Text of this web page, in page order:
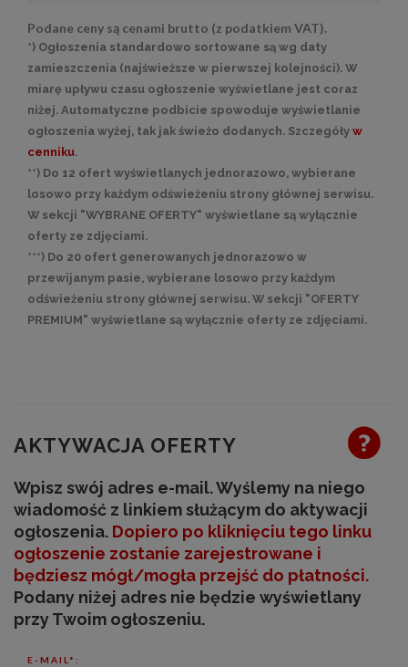
Podane ceny są cenami brutto (z podatkiem VAT).
*) Ogłoszenia standardowo sortowane są wg daty
zamieszczenia (najświeższe w pierwszej kolejności). W
miarę upływu czasu ogłoszenie wyświetlane jest coraz
niżej. Automatyczne podbicie spowoduje wyświetlanie
ogłoszenia wyżej, tak jak świeżo dodanych. Szczegóły w
cenniku.
**) Do 12 ofert wyświetlanych jednorazowo, wybierane
losowo przy każdym odświeżeniu strony głównej serwisu.
W sekcji "WYBRANE OFERTY" wyświetlane są wyłącznie
oferty ze zdjęciami.
***) Do 20 ofert generowanych jednorazowo w
przewijanym pasie, wybierane losowo przy każdym
odświeżeniu strony głównej serwisu. W sekcji "OFERTY
PREMIUM" wyświetlane są wyłącznie oferty ze zdjęciami.
AKTYWACJA OFERTY
Wpisz swój adres e-mail. Wyślemy na niego
wiadomość z linkiem służącym do aktywacji
ogłoszenia. Dopiero po kliknięciu tego linku
ogłoszenie zostanie zarejestrowane i
będziesz mógł/mogła przejść do płatności.
Podany niżej adres nie będzie wyświetlany
przy Twoim ogłoszeniu.
E-MAIL*: